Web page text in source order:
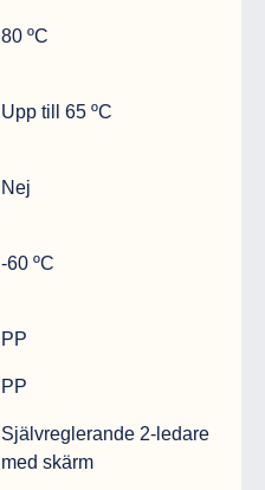
80 ºC
Upp till 65 ºC
Nej
-60 ºC
PP
PP
Självreglerande 2-ledare
med skärm